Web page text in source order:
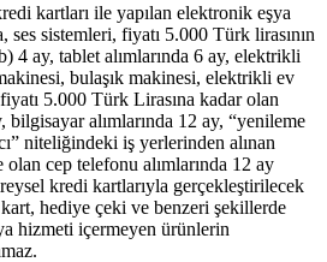
kartları ile yapılan elektronik eşya
ses sistemleri, fiyatı 5.000 Türk lirasının
4 ay, tablet alımlarında 6 ay, elektrikli
bulaşık makinesi, elektrikli ev
5.000 Türk Lirasına kadar olan
bilgisayar alımlarında 12 ay, “yenileme
niteliğindeki iş yerlerinden alınan
cep telefonu alımlarında 12 ay
kredi kartlarıyla gerçekleştirilecek
hediye çeki ve benzeri şekillerde
hizmeti içermeyen ürünlerin